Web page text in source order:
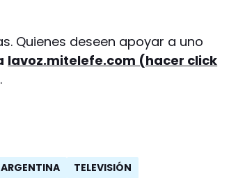
Quienes deseen apoyar a uno
lavoz.mitelefe.com (hacer click
TELEVISIÓN